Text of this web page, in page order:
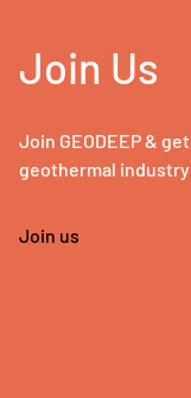
Join Us
Join GEODEEP &
geothermal industry
Join us